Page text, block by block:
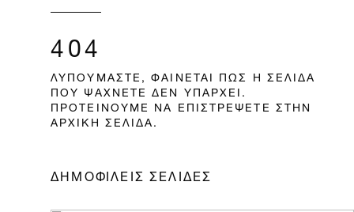
404
ΛΥΠΟΥΜΑΣΤΕ, ΦΑΙΝΕΤΑΙ ΠΩΣ Η ΣΕΛΙΔΑ
ΠΟΥ ΨΑΧΝΕΤΕ ΔΕΝ ΥΠΑΡΧΕΙ.
ΠΡΟΤΕΙΝΟΥΜΕ ΝΑ ΕΠΙΣΤΡΕΨΕΤΕ ΣΤΗΝ
ΑΡΧΙΚΗ ΣΕΛΙΔΑ.
ΔΗΜΟΦΙΛΕΙΣ ΣΕΛΙΔΕΣ